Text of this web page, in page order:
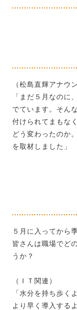
（松島直輝アナウ
「まだ５月なのに
でています。そん
付けられてまもな
どう変わったのか
を取材しました」
５月に入ってから
皆さんは職場でど
うか？
（ＩＴ関連）
「水分を持ち歩く
より早く導入する